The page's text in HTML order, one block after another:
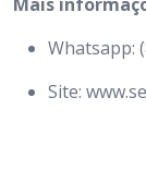
Whatsapp:
Site: